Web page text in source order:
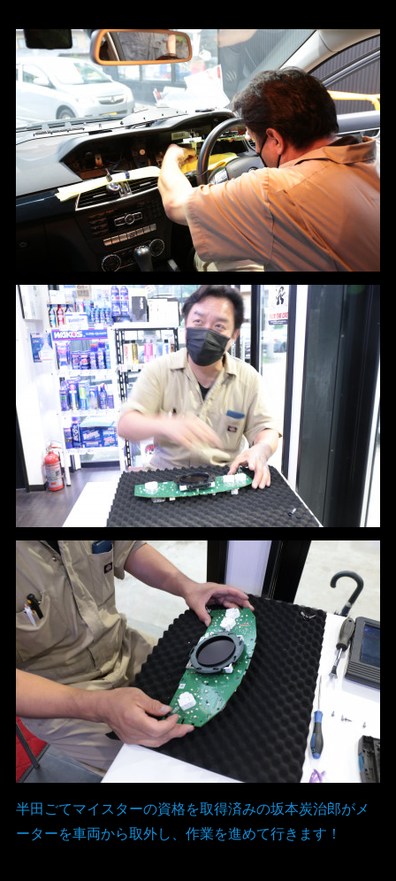
半田ごてマイスターの資格を取得済みの坂本炭治郎がメ
ーターを車両から取外し、作業を進めて行きます！